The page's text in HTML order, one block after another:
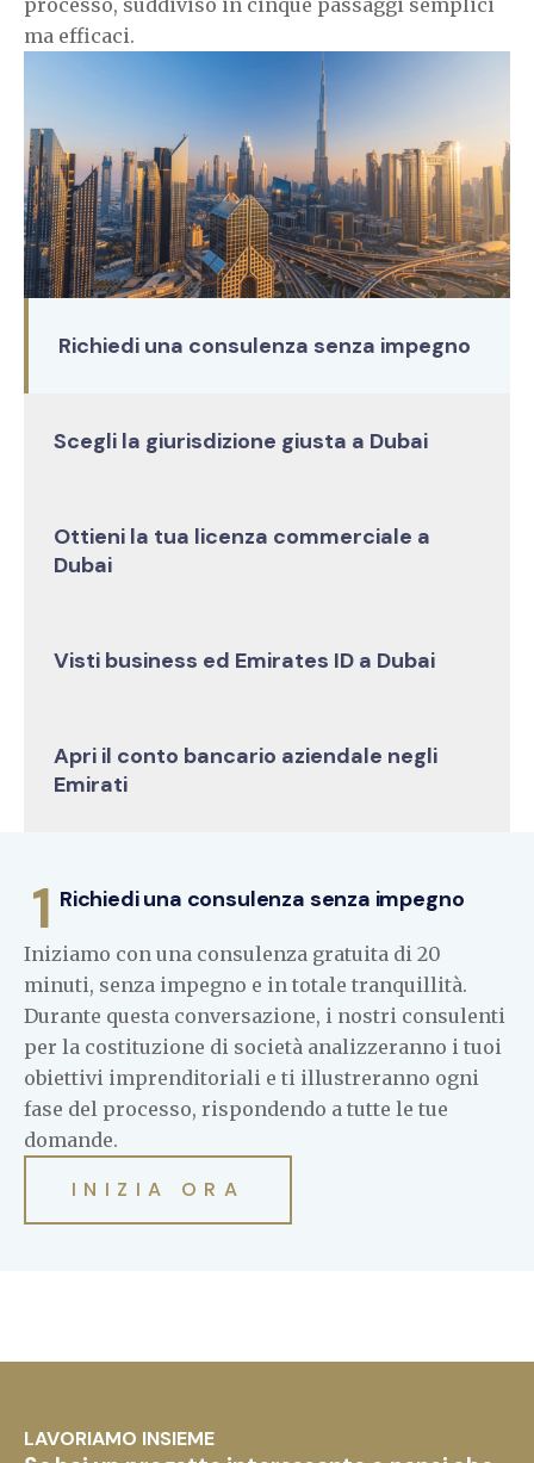
processo, suddiviso in cinque passaggi semplici
ma efficaci.
Richiedi una consulenza senza impegno
Scegli la giurisdizione giusta a Dubai
Ottieni la tua licenza commerciale a
Dubai
Visti business ed Emirates ID a Dubai
Apri il conto bancario aziendale negli
Emirati
1 Richiedi una consulenza senza impegno
Iniziamo con una consulenza gratuita di 20
minuti, senza impegno e in totale tranquillità.
Durante questa conversazione, i nostri consulenti
per la costituzione di società analizzeranno i tuoi
obiettivi imprenditoriali e ti illustreranno ogni
fase del processo, rispondendo a tutte le tue
domande.
INIZIA ORA
LAVORIAMO INSIEME